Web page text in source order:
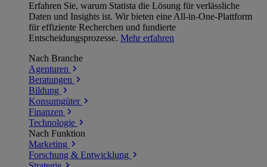
Erfahren Sie, warum Statista die Lösung für verlässliche
Daten und Insights ist. Wir bieten eine All-in-One-Plattform
für effiziente Recherchen und fundierte
Entscheidungsprozesse. Mehr erfahren
Nach Branche
Agenturen
Beratungen
Bildung
Konsumgüter
Finanzen
Technologie
Nach Funktion
Marketing
Forschung & Entwicklung